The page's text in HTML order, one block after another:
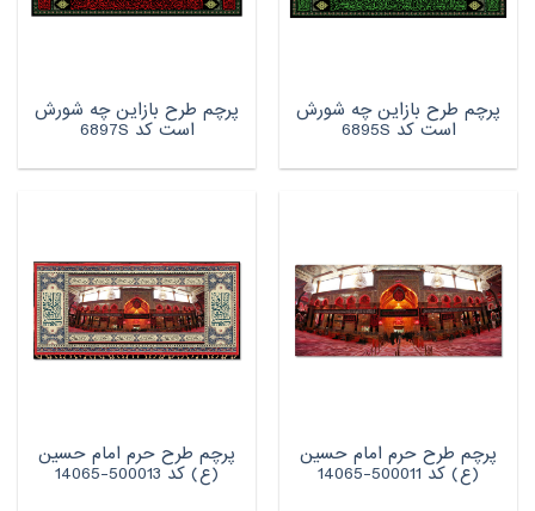
پرچم طرح بازاین چه شورش
است کد 6895S
پرچم طرح بازاین چه شورش
است کد 6897S
پرچم طرح حرم امام حسین
(ع) کد 500011-14065
پرچم طرح حرم امام حسین
(ع) کد 500013-14065